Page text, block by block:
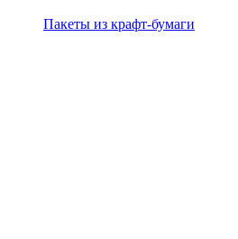
Пакеты из крафт-бумаги